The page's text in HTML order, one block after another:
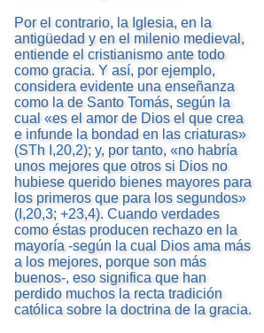
Por el contrario, la Iglesia, en la
antigüedad y en el milenio medieval,
entiende el cristianismo ante todo
como gracia. Y así, por ejemplo,
considera evidente una enseñanza
como la de Santo Tomás, según la
cual «es el amor de Dios el que crea
e infunde la bondad en las criaturas»
(STh I,20,2); y, por tanto, «no habría
unos mejores que otros si Dios no
hubiese querido bienes mayores para
los primeros que para los segundos»
(I,20,3; +23,4). Cuando verdades
como éstas producen rechazo en la
mayoría -según la cual Dios ama más
a los mejores, porque son más
buenos-, eso significa que han
perdido muchos la recta tradición
católica sobre la doctrina de la gracia.